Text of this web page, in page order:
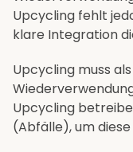
Upcycling fehlt
klare Integration
Upcycling muss
Upcycling
(Abfälle), um